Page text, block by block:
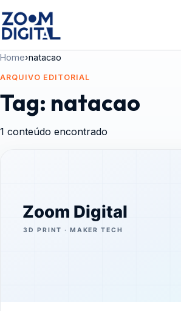
Home›natacao
ARQUIVO EDITORIAL
Tag: natacao
1 conteúdo encontrado